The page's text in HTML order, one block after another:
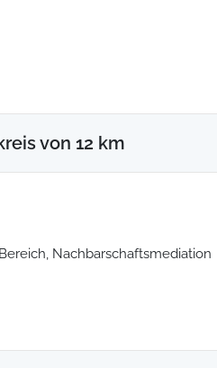
von 12 km
Nachbarschaftsmediation